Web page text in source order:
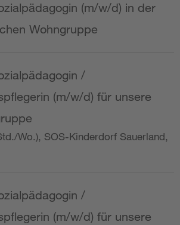
(m/w/d) in der
Wohngruppe
/
(m/w/d) für unsere
Wo.), SOS-Kinderdorf Sauerland,
/
(m/w/d) für unsere